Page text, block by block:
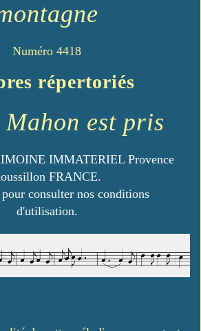
Numéro 4418
répertoriés
est pris
IMMATERIEL Provence
FRANCE.
consulter nos conditions
d'utilisation.